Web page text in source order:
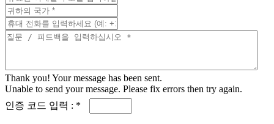
Thank you! Your message has been sent.
Unable to send your message. Please fix errors then try again.
인증 코드 입력 : *